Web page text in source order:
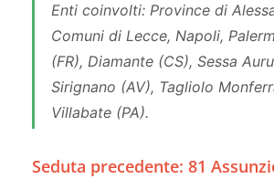
Enti coinvolti: Province di
Comuni di Lecce, Napoli,
(FR), Diamante (CS), Sessa
Sirignano (AV), Tagliolo
Villabate (PA).
Seduta precedente: 81